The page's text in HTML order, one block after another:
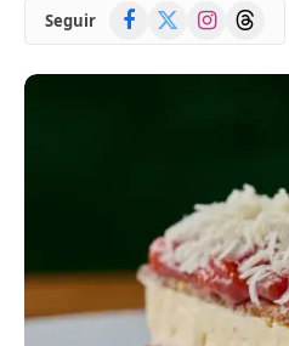
Seguir Facebook
(Twitter)
InstagramThreads